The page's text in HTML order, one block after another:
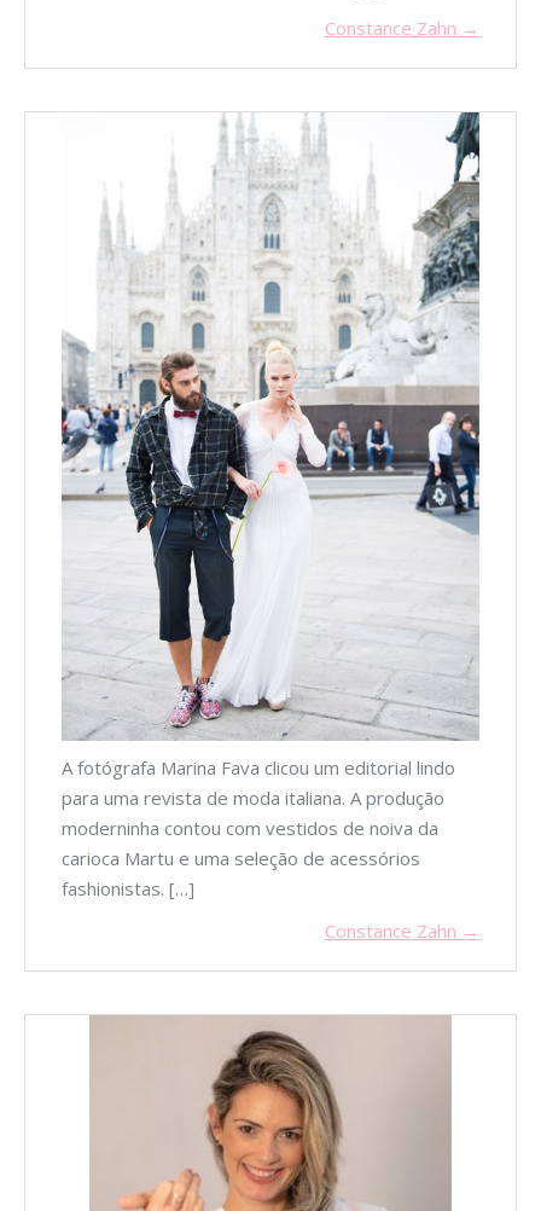
Constance Zahn →
A fotógrafa Marina Fava clicou um editorial lindo
para uma revista de moda italiana. A produção
moderninha contou com vestidos de noiva da
carioca Martu e uma seleção de acessórios
fashionistas. […]
Constance Zahn →